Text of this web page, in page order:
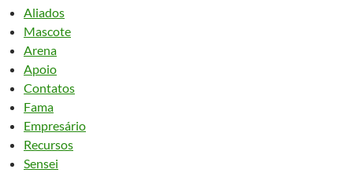
Aliados
Mascote
Arena
Apoio
Contatos
Fama
Empresário
Recursos
Sensei